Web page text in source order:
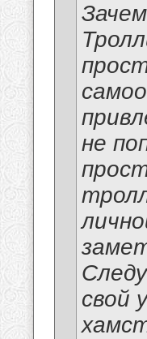
не
свой